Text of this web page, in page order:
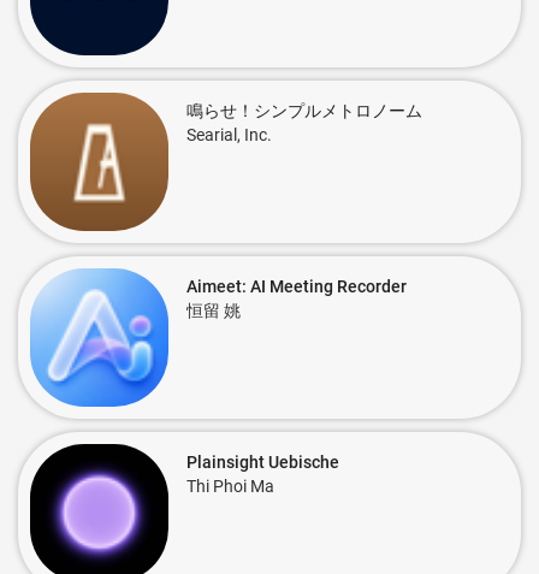
鳴らせ！シンプルメトロノーム
Searial, Inc.
Aimeet: AI Meeting Recorder
恒留 姚
Plainsight Uebische
Thi Phoi Ma